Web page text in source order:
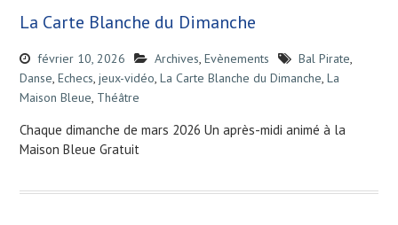
La Carte Blanche du Dimanche
février 10, 2026 Archives, Evènements Bal Pirate,
Danse, Echecs, jeux-vidéo, La Carte Blanche du Dimanche, La
Maison Bleue, Théâtre
Chaque dimanche de mars 2026 Un après-midi animé à la
Maison Bleue Gratuit